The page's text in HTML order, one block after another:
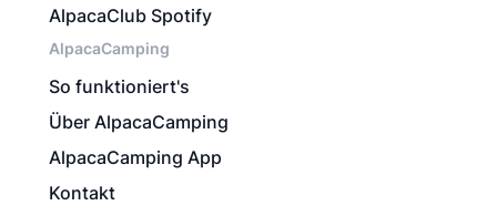
AlpacaClub Spotify
AlpacaCamping
So funktioniert's
Über AlpacaCamping
AlpacaCamping App
Kontakt